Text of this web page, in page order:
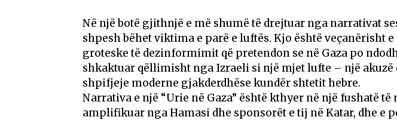
Në një botë gjithnjë e më shumë të drejtuar nga narrativat
shpesh bëhet viktima e parë e luftës. Kjo është veçanërisht
groteske të dezinformimit që pretendon se në Gaza po
shkaktuar qëllimisht nga Izraeli si një mjet lufte – një akuzë
shpifjeje moderne gjakderdhëse kundër shtetit hebre.
Narrativa e një “Urie në Gaza” është kthyer në një fushatë
amplifikuar nga Hamasi dhe sponsorët e tij në Katar, dhe e